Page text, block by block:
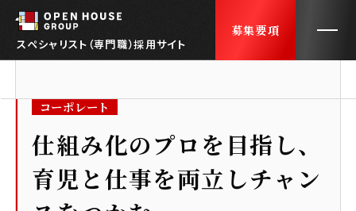
スペシャリスト（専門職）採用サイト
募集要項
トップ
会社紹介ABOUT US
コーポレート
仕組み化のプロを目指し、
育児と仕事を両立しチャン